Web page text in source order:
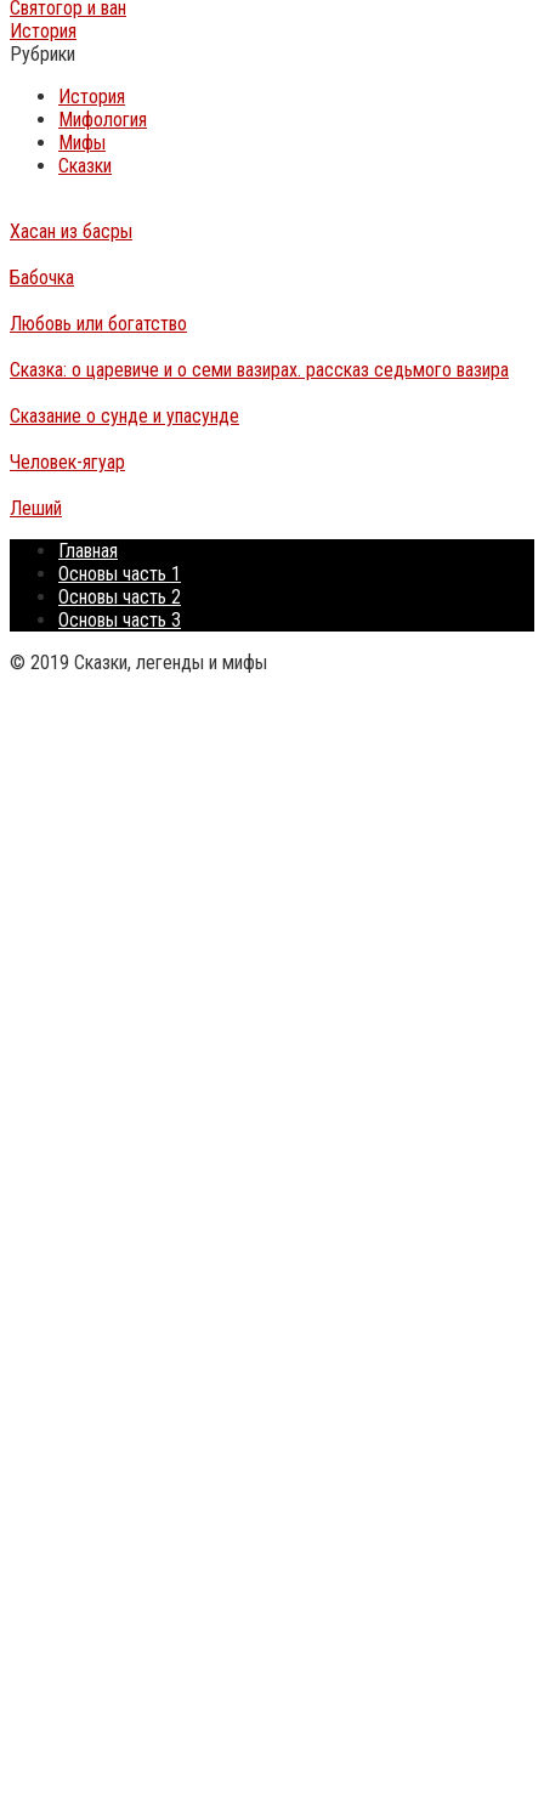
Святогор и ван
История
Рубрики
История
Мифология
Мифы
Сказки
Хасан из басры
Бабочка
Любовь или богатство
Сказка: о царевиче и о семи вазирах. рассказ седьмого вазира
Сказание о сунде и упасунде
Человек-ягуар
Леший
Главная
Основы часть 1
Основы часть 2
Основы часть 3
© 2019 Сказки, легенды и мифы